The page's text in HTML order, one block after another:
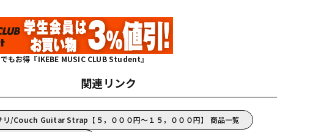
もお得『IKEBE MUSIC CLUB Student』
関連リンク
リ/Couch Guitar Strap【５，０００円～１５，０００円】 商品一覧